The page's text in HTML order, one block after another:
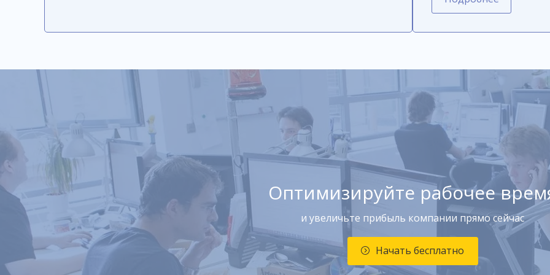
Оптимизируйте рабочее
и увеличьте прибыль компании прямо сейчас
Начать бесплатно